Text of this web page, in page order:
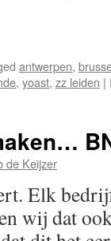
antwerpen,
, yoast, zz leiden |
de Keijzer
Elk
wij dat